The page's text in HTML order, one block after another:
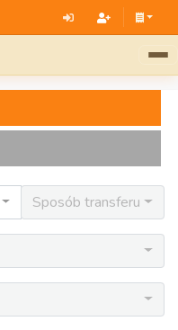
Sposób transferu